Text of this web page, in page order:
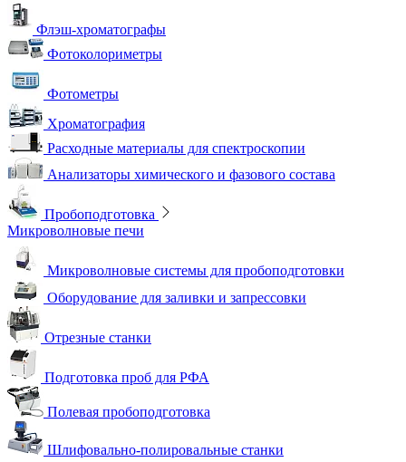
Флэш-хроматографы
Фотоколориметры
Фотометры
Хроматография
Расходные материалы для спектроскопии
Анализаторы химического и фазового состава
Пробоподготовка
Микроволновые печи
Микроволновые системы для пробоподготовки
Оборудование для заливки и запрессовки
Отрезные станки
Подготовка проб для РФА
Полевая пробоподготовка
Шлифовально-полировальные станки